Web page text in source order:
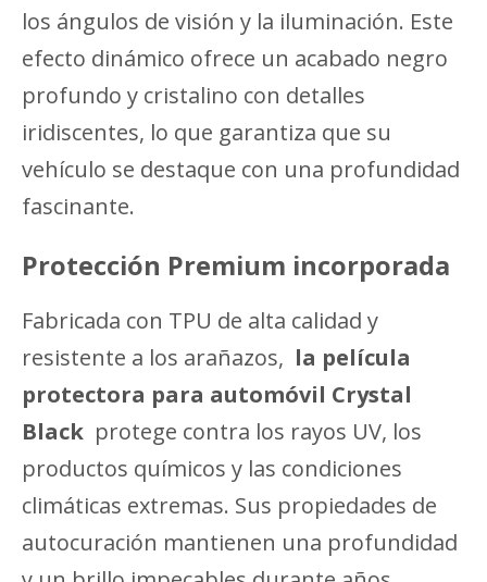
los ángulos de visión y la iluminación. Este
efecto dinámico ofrece un acabado negro
profundo y cristalino con detalles
iridiscentes, lo que garantiza que su
vehículo se destaque con una profundidad
fascinante.
Protección Premium incorporada
Fabricada con TPU de alta calidad y
resistente a los arañazos, la película
protectora para automóvil Crystal
Black protege contra los rayos UV, los
productos químicos y las condiciones
climáticas extremas. Sus propiedades de
autocuración mantienen una profundidad